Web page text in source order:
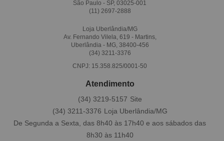
São Paulo - SP, 03025-001
(11) 2697-2888
Loja Uberlândia/MG
Av. Fernando Vilela, 619 - Martins,
Uberlândia - MG, 38400-456
(34) 3211-3376
CNPJ: 15.358.825/0001-50
Atendimento
(34) 3211-3376
(34) 3219-5157
De Segunda a Sexta, das 8h40 às 17h40 e aos sábados das
8h30 às 11h40